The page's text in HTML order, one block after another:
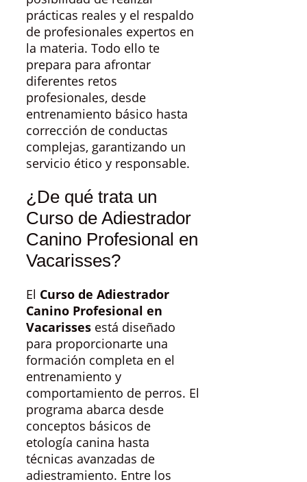
prácticas reales y el respaldo
de profesionales expertos en
la materia. Todo ello te
prepara para afrontar
diferentes retos
profesionales, desde
entrenamiento básico hasta
corrección de conductas
complejas, garantizando un
servicio ético y responsable.
¿De qué trata un
Curso de Adiestrador
Canino Profesional en
Vacarisses?
El Curso de Adiestrador
Canino Profesional en
Vacarisses está diseñado
para proporcionarte una
formación completa en el
entrenamiento y
comportamiento de perros. El
programa abarca desde
conceptos básicos de
etología canina hasta
técnicas avanzadas de
adiestramiento. Entre los